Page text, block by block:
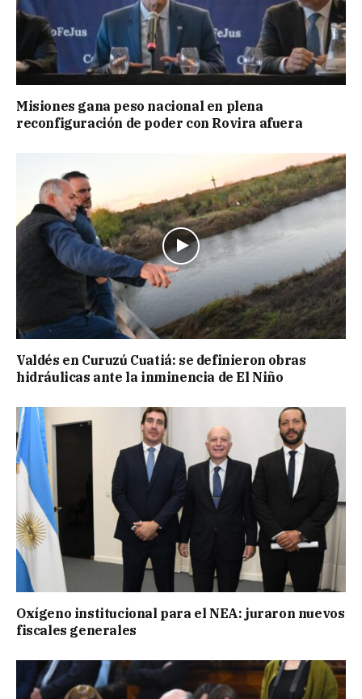
Misiones gana peso nacional en plena
reconfiguración de poder con Rovira afuera
Valdés en Curuzú Cuatiá: se definieron obras
hidráulicas ante la inminencia de El Niño
Oxígeno institucional para el NEA: juraron nuevos
fiscales generales